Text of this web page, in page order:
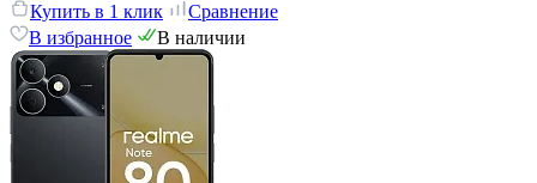
Купить в 1 клик
Сравнение
В избранное
В наличии